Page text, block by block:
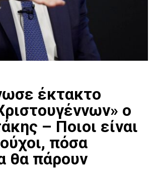
έκτακτο
ο
– Ποιοι είναι
πόσα
θα πάρουν